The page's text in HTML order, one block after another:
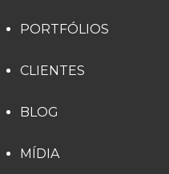
PORTFÓLIOS
CLIENTES
BLOG
MÍDIA